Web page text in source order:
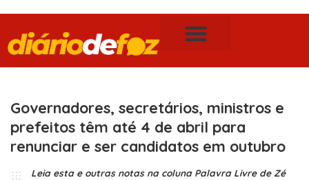
Governadores, secretários, ministros e
prefeitos têm até 4 de abril para
renunciar e ser candidatos em outubro
Leia esta e outras notas na coluna Palavra Livre de Zé